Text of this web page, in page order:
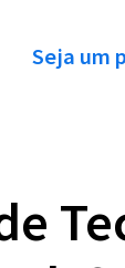
Seja um